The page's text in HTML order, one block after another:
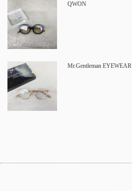
QWON
Mr.Gentleman EYEWEAR